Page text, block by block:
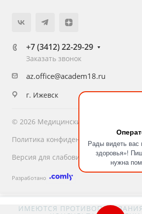
Рады видеть вас
здоровья»!
нужна
+7 (3412) 22-29-29
Заказать звонок
az.office@academ18.ru
г. Ижевск
© 2026 Медицинский центр
Политика конфиденциальности
Версия для слабовидящих
Разработано
ИМЕЮТСЯ